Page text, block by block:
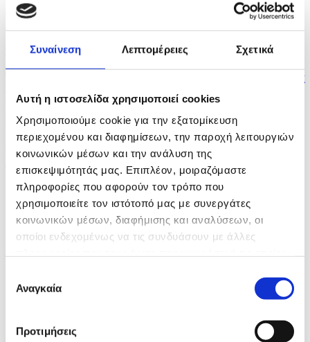
Συναίνεση Λεπτομέρειες Σχετικά
Αυτή η ιστοσελίδα χρησιμοποιεί cookies
Χρησιμοποιούμε cookie για την εξατομίκευση
περιεχομένου και διαφημίσεων, την παροχή λειτουργιών
κοινωνικών μέσων και την ανάλυση της
επισκεψιμότητάς μας. Επιπλέον, μοιραζόμαστε
πληροφορίες που αφορούν τον τρόπο που
χρησιμοποιείτε τον ιστότοπό μας με συνεργάτες
κοινωνικών μέσων, διαφήμισης και αναλύσεων, οι
οποίοι ενδεχομένως να τις συνδυάσουν με άλλες
των υπηρεσιών τους.
συγκατάθεσης
Αναγκαία
Προτιμήσεις
Ανοίγει την Παρασκευή η οδική πρόσβαση στις
Αφίξεις...
πριν 32 λεπτά
Τμήμα Μετεωρολογίας - Πρόγνωση για τη θαλάσσια
περιοχή...
πριν 34 λεπτά
ΣΥΚΑΤΑ και ΣΥΚΑΛΑ έθεσαν τις θέσεις τους στον
ΠτΔ για...